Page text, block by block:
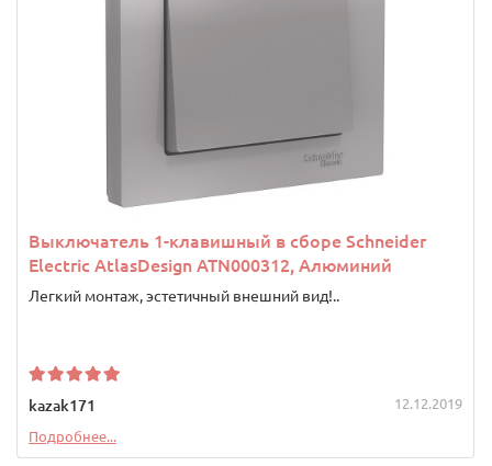
Выключатель 1-клавишный в сборе Schneider
Electric AtlasDesign ATN000312, Алюминий
Легкий монтаж, эстетичный внешний вид!..
kazak171 12.12.2019
Подробнее...